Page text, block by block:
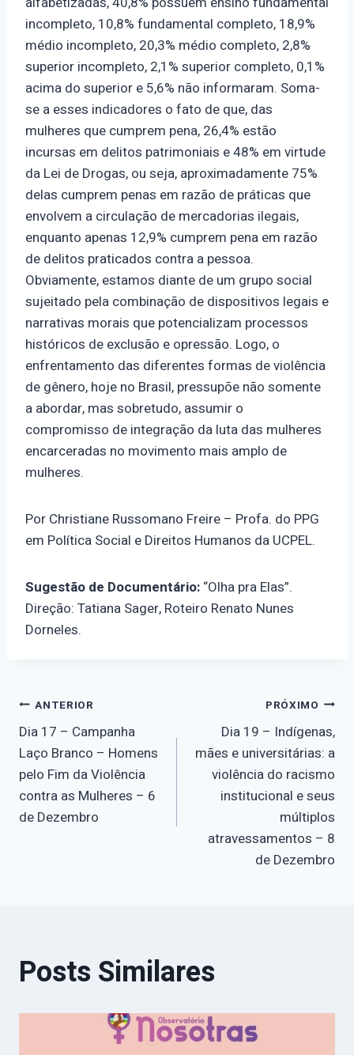
incompleto, 10,8% fundamental completo, 18,9%
médio incompleto, 20,3% médio completo, 2,8%
superior incompleto, 2,1% superior completo, 0,1%
acima do superior e 5,6% não informaram. Soma-
se a esses indicadores o fato de que, das
mulheres que cumprem pena, 26,4% estão
incursas em delitos patrimoniais e 48% em virtude
da Lei de Drogas, ou seja, aproximadamente 75%
delas cumprem penas em razão de práticas que
envolvem a circulação de mercadorias ilegais,
enquanto apenas 12,9% cumprem pena em razão
de delitos praticados contra a pessoa.
Obviamente, estamos diante de um grupo social
sujeitado pela combinação de dispositivos legais e
narrativas morais que potencializam processos
históricos de exclusão e opressão. Logo, o
enfrentamento das diferentes formas de violência
de gênero, hoje no Brasil, pressupõe não somente
a abordar, mas sobretudo, assumir o
compromisso de integração da luta das mulheres
encarceradas no movimento mais amplo de
mulheres.
Por Christiane Russomano Freire – Profa. do PPG
em Política Social e Direitos Humanos da UCPEL.
Sugestão de Documentário: “Olha pra Elas”.
Direção: Tatiana Sager, Roteiro Renato Nunes
Dorneles.
Navegação
de
Post
ANTERIOR
Dia 17 – Campanha
Laço Branco – Homens
pelo Fim da Violência
contra as Mulheres – 6
de Dezembro
PRÓXIMO
Dia 19 – Indígenas,
mães e universitárias: a
violência do racismo
institucional e seus
múltiplos
atravessamentos – 8
de Dezembro
Posts Similares